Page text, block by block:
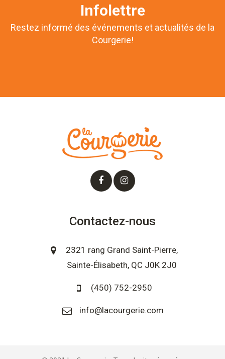
Infolettre
Restez informé des événements et actualités de la
Courgerie!
Contactez-nous
2321 rang Grand Saint-Pierre,
Sainte-Élisabeth, QC J0K 2J0
(450) 752-2950
info@lacourgerie.com